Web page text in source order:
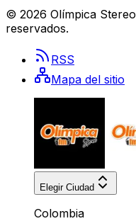
© 2026 Olímpica Stereo
reservados.
RSS
Mapa del sitio
Elegir Ciudad
Colombia